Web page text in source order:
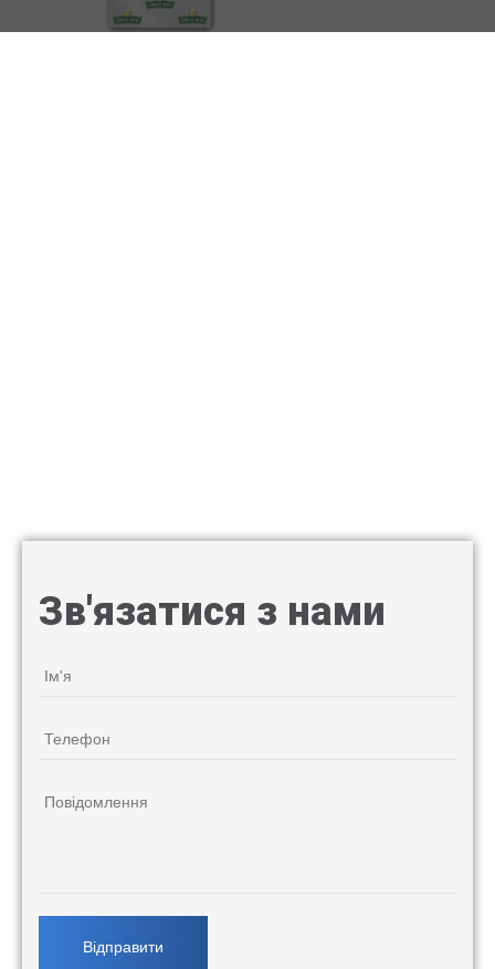
Зв'язатися з нами
Ім'я
Телефон
Повідомлення